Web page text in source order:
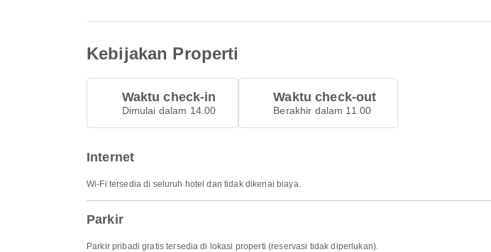
Kebijakan Properti
Waktu check-in
Dimulai dalam 14.00
Waktu check-out
Berakhir dalam 11.00
Internet
Wi-Fi tersedia di seluruh hotel dan tidak dikenai biaya.
Parkir
Parkir pribadi gratis tersedia di lokasi properti (reservasi tidak diperlukan).